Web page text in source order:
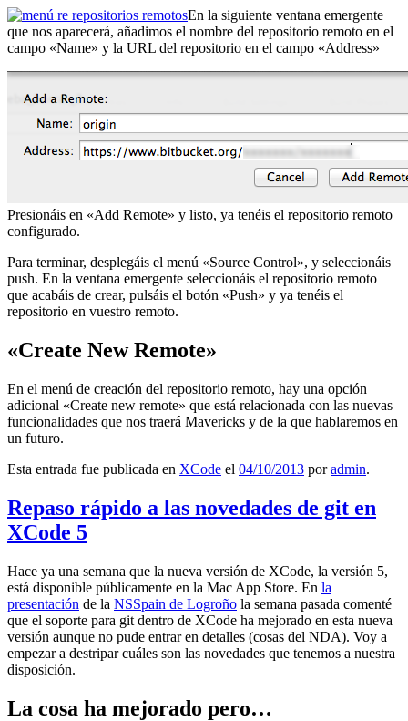
En la siguiente ventana emergente
que nos aparecerá, añadimos el nombre del repositorio remoto en el
campo «Name» y la URL del repositorio en el campo «Address»
Presionáis en «Add Remote» y listo, ya tenéis el repositorio remoto
configurado.
Para terminar, desplegáis el menú «Source Control», y seleccionáis
push. En la ventana emergente seleccionáis el repositorio remoto
que acabáis de crear, pulsáis el botón «Push» y ya tenéis el
repositorio en vuestro remoto.
«Create New Remote»
En el menú de creación del repositorio remoto, hay una opción
adicional «Create new remote» que está relacionada con las nuevas
funcionalidades que nos traerá Mavericks y de la que hablaremos en
un futuro.
Esta entrada fue publicada en XCode el 04/10/2013 poradmin.
Repaso rápido a las novedades de git en
XCode 5
Hace ya una semana que la nueva versión de XCode, la versión 5,
está disponible públicamente en la Mac App Store. En la
presentación de la NSSpain de Logroño la semana pasada comenté
que el soporte para git dentro de XCode ha mejorado en esta nueva
versión aunque no pude entrar en detalles (cosas del NDA). Voy a
empezar a destripar cuáles son las novedades que tenemos a nuestra
disposición.
La cosa ha mejorado pero…